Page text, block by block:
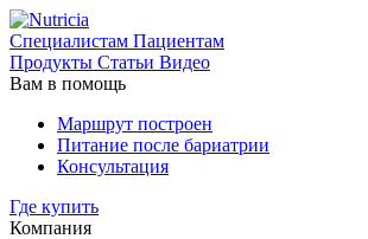
Специалистам Пациентам
Продукты Статьи Видео
Вам в помощь
Маршрут построен
Питание после бариатрии
Консультация
Где купить
Компания